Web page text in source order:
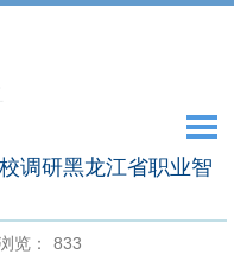
调研黑龙江省职业智
览： 833